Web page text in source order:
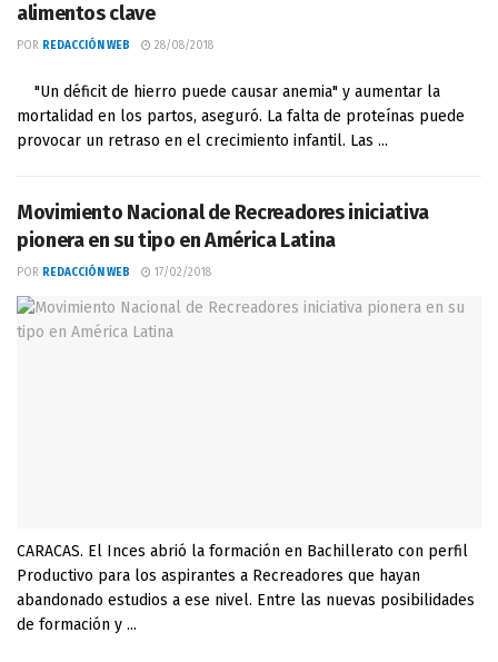
alimentos clave
POR REDACCIÓN WEB 28/08/2018
"Un déficit de hierro puede causar anemia" y aumentar la
mortalidad en los partos, aseguró. La falta de proteínas puede
provocar un retraso en el crecimiento infantil. Las ...
Movimiento Nacional de Recreadores iniciativa
pionera en su tipo en América Latina
POR REDACCIÓN WEB 17/02/2018
CARACAS. El Inces abrió la formación en Bachillerato con perfil
Productivo para los aspirantes a Recreadores que hayan
abandonado estudios a ese nivel. Entre las nuevas posibilidades
de formación y ...